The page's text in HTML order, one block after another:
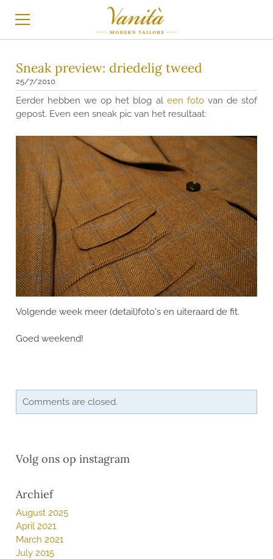
Sneak preview: driedelig tweed
25/7/2010
Eerder hebben we op het blog al een fotovan de stof
gepost. Even een sneak pic van het resultaat:
Volgende week meer (detail)foto's en uiteraard de fit.
Goed weekend!
Comments are closed.
Volg ons op instagram
Archief
August 2025
April 2021
March 2021
July 2015
MAATPAK
MAATHEMD
TROUWKLEDING
BLOG
INSTAGRAM
BRANDS
STOFFEN
CONTACT